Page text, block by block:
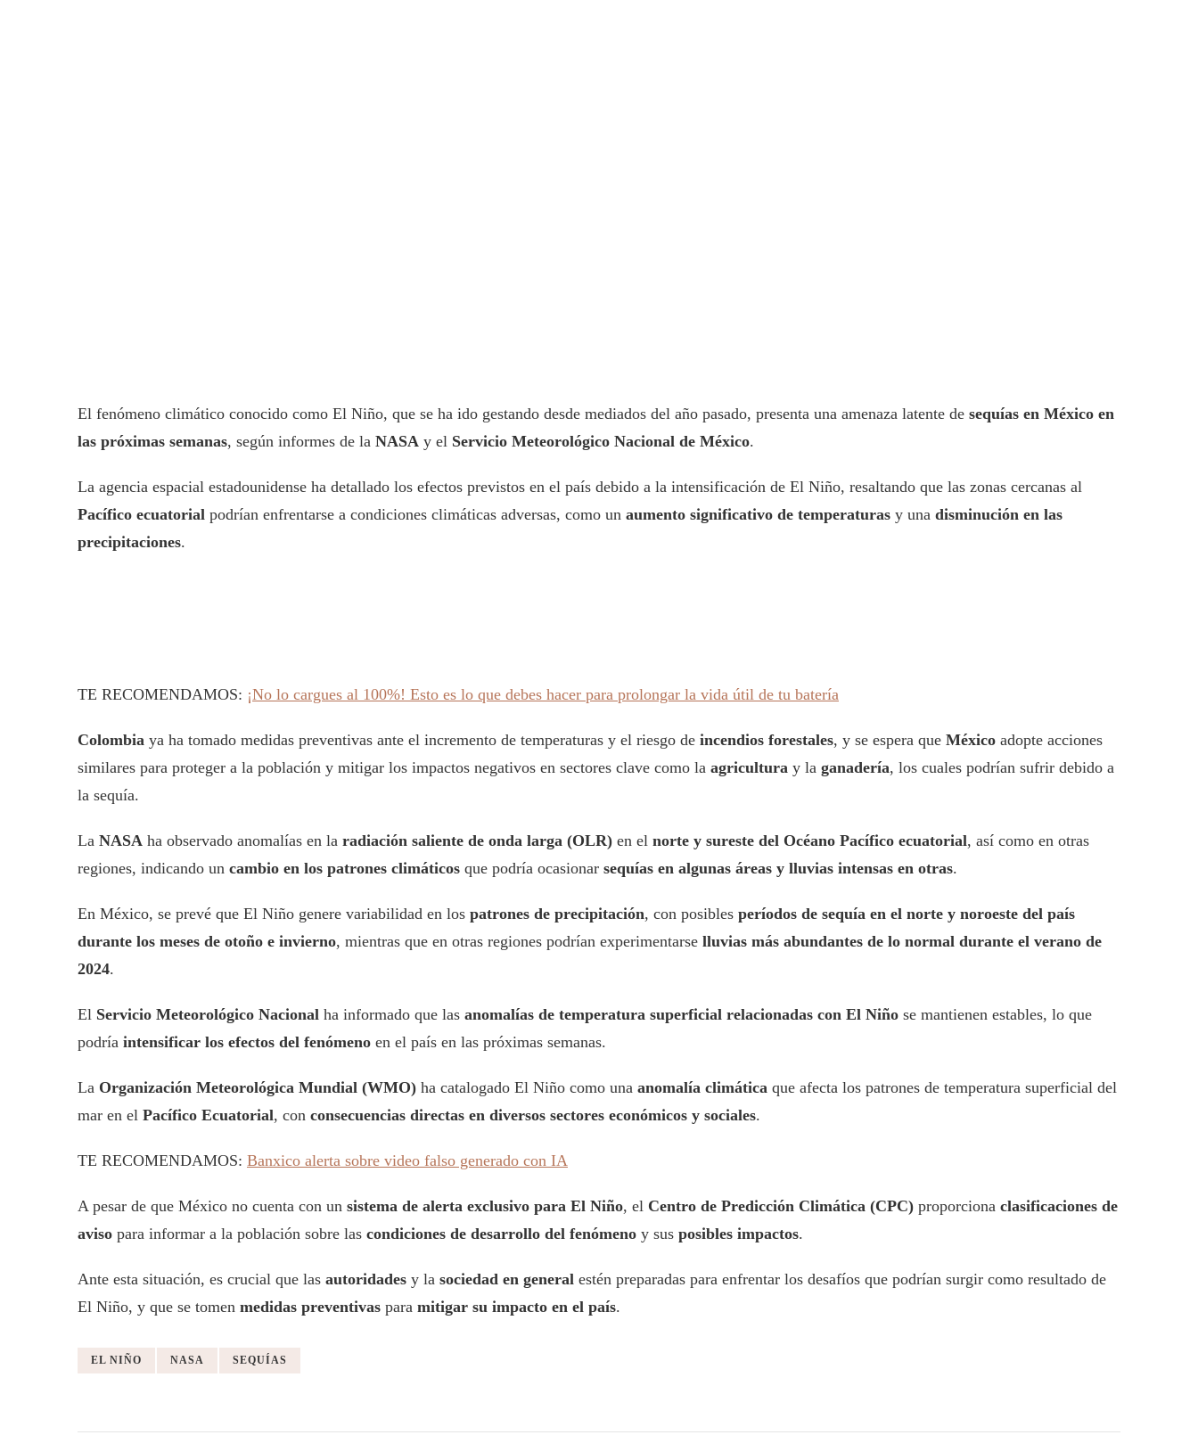
El fenómeno climático conocido como El Niño, que se ha ido gestando desde mediados del año pasado, presenta una amenaza latente de sequías en México en
las próximas semanas, según informes de la NASA y el Servicio Meteorológico Nacional de México.
La agencia espacial estadounidense ha detallado los efectos previstos en el país debido a la intensificación de El Niño, resaltando que las zonas cercanas al
Pacífico ecuatorial podrían enfrentarse a condiciones climáticas adversas, como un aumento significativo de temperaturas y una disminución en las
precipitaciones.
TE RECOMENDAMOS: ¡No lo cargues al 100%! Esto es lo que debes hacer para prolongar la vida útil de tu batería
Colombia ya ha tomado medidas preventivas ante el incremento de temperaturas y el riesgo de incendios forestales, y se espera que México adopte acciones
similares para proteger a la población y mitigar los impactos negativos en sectores clave como la agricultura y la ganadería, los cuales podrían sufrir debido a
la sequía.
La NASA ha observado anomalías en la radiación saliente de onda larga (OLR) en el norte y sureste del Océano Pacífico ecuatorial, así como en otras
regiones, indicando un cambio en los patrones climáticos que podría ocasionar sequías en algunas áreas y lluvias intensas en otras.
En México, se prevé que El Niño genere variabilidad en los patrones de precipitación, con posibles períodos de sequía en el norte y noroeste del país
durante los meses de otoño e invierno, mientras que en otras regiones podrían experimentarse lluvias más abundantes de lo normal durante el verano de
2024.
El Servicio Meteorológico Nacional ha informado que las anomalías de temperatura superficial relacionadas con El Niño se mantienen estables, lo que
podría intensificar los efectos del fenómeno en el país en las próximas semanas.
La Organización Meteorológica Mundial (WMO) ha catalogado El Niño como una anomalía climática que afecta los patrones de temperatura superficial del
mar en el Pacífico Ecuatorial, con consecuencias directas en diversos sectores económicos y sociales.
TE RECOMENDAMOS: Banxico alerta sobre video falso generado con IA
A pesar de que México no cuenta con un sistema de alerta exclusivo para El Niño, el Centro de Predicción Climática (CPC) proporciona clasificaciones de
aviso para informar a la población sobre las condiciones de desarrollo del fenómeno y sus posibles impactos.
Ante esta situación, es crucial que las autoridades y la sociedad en general estén preparadas para enfrentar los desafíos que podrían surgir como resultado de
El Niño, y que se tomen medidas preventivas para mitigar su impacto en el país.
EL NIÑO NASA SEQUÍAS